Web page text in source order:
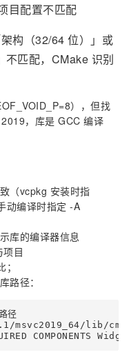
目配置不匹配
构（32/64 位）」或
不匹配，CMake 识别
），但找
，库是 GCC 编译
（vcpkg 安装时指
动编译时指定 -A
库的编译器信息
项目
路径：
径
msvc2019_64/lib/
COMPONENTS